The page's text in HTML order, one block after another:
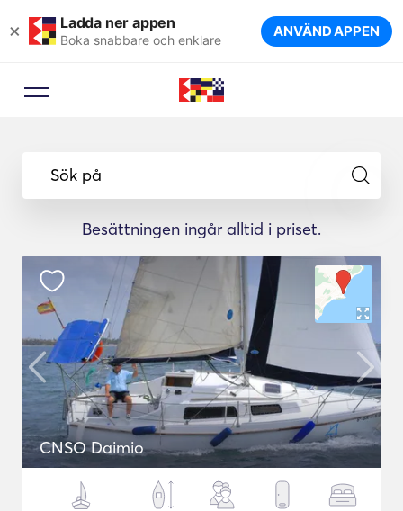
× Ladda ner appen
Boka snabbare och enklare ANVÄND APPEN
Sök på
Besättningen ingår alltid i priset.
CNSO Daimio